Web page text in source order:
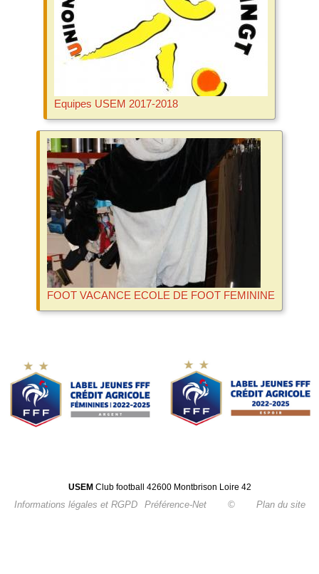
Equipes USEM 2017-2018
FOOT VACANCE ECOLE DE FOOT FEMININE
USEM Club football 42600 Montbrison Loire 42
Informations légales et RGPD Préférence-Net © Plan du site